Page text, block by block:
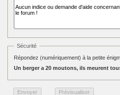
Sécurité
Répondez (numériquement) à la petite
Un berger a 20 moutons, ils meurent